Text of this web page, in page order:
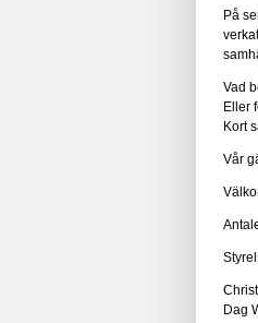
På
Vad
Eller
Kort
Vår
Dag